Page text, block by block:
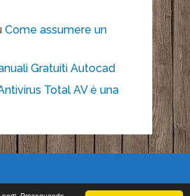
Come assumere un
Gratuiti Autocad
Total AV è una